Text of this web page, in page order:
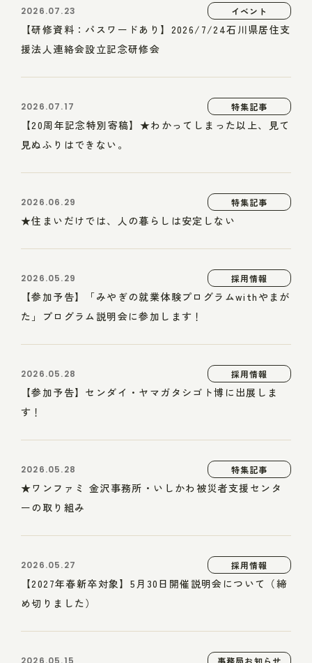
2026.07.23 イベント
【研修資料：パスワードあり】2026/7/24石川県居住支
援法人連絡会設立記念研修会
2026.07.17 特集記事
【20周年記念特別寄稿】★わかってしまった以上、見て
見ぬふりはできない。
2026.06.29 特集記事
★住まいだけでは、人の暮らしは安定しない
2026.05.29 採用情報
【参加予告】「みやぎの就業体験プログラムwithやまが
た」プログラム説明会に参加します！
2026.05.28 採用情報
【参加予告】センダイ・ヤマガタシゴト博に出展しま
す！
2026.05.28 特集記事
★ワンファミ 金沢事務所・いしかわ被災者支援センタ
ーの取り組み
2026.05.27 採用情報
【2027年春新卒対象】5月30日開催説明会について（締
め切りました）
2026.05.15 事務局お知らせ